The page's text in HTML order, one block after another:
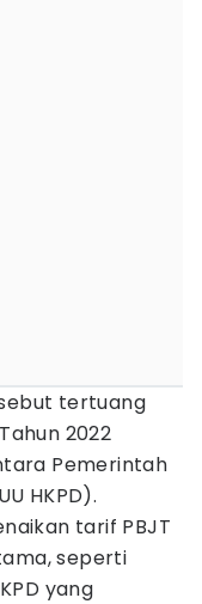
tertuang
2022
Pemerintah
HKPD).
tarif PBJT
seperti
yang